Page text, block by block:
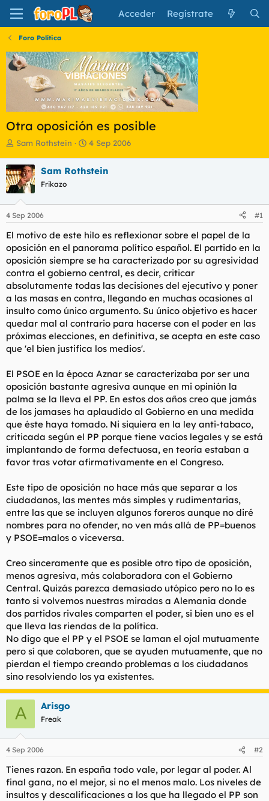
Acceder Regístrate
Foro Política
Otra oposición es posible
I
i
c
i
a
d
o
d
e
l
t
e
m
a
Sam Rothstein
F
h
e
i
c
i
o
4 Sep 2006
Sam Rothstein
Frikazo
4 Sep 2006 #1
El motivo de este hilo es reflexionar sobre el papel de la
oposición en el panorama político español. El partido en la
oposición siempre se ha caracterizado por su agresividad
contra el gobierno central, es decir, criticar
absolutamente todas las decisiones del ejecutivo y poner
a las masas en contra, llegando en muchas ocasiones al
insulto como único argumento. Su único objetivo es hacer
quedar mal al contrario para hacerse con el poder en las
próximas elecciones, en definitiva, se acepta en este caso
que 'el bien justifica los medios'.
El PSOE en la época Aznar se caracterizaba por ser una
oposición bastante agresiva aunque en mi opinión la
palma se la lleva el PP. En estos dos años creo que jamás
de los jamases ha aplaudido al Gobierno en una medida
que éste haya tomado. Ni siquiera en la ley anti-tabaco,
criticada según el PP porque tiene vacíos legales y se está
implantando de forma defectuosa, en teoría estaban a
favor tras votar afirmativamente en el Congreso.
Este tipo de oposición no hace más que separar a los
ciudadanos, las mentes más simples y rudimentarias,
entre las que se incluyen algunos foreros aunque no diré
nombres para no ofender, no ven más allá de PP=buenos
y PSOE=malos o viceversa.
Creo sinceramente que es posible otro tipo de oposición,
menos agresiva, más colaboradora con el Gobierno
Central. Quizás parezca demasiado utópico pero no lo es
tanto si volvemos nuestras miradas a Alemania donde
dos partidos rivales comparten el poder, si bien uno es el
que lleva las riendas de la política.
No digo que el PP y el PSOE se laman el ojal mutuamente
pero sí que colaboren, que se ayuden mutuamente, que no
pierdan el tiempo creando problemas a los ciudadanos
sino resolviendo los ya existentes.
A Arisgo
Freak
4 Sep 2006 #2
Tienes razon. En españa todo vale, por legar al poder. Al
final gana, no el mejor, si no el menos malo. Los niveles de
insultos y descalificaciones a los que ha llegado el PP son